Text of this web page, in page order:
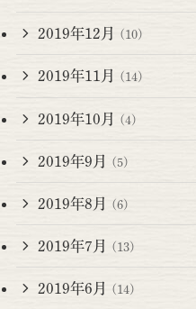
2019年12月 (10)
2019年11月 (14)
2019年10月 (4)
2019年9月 (5)
2019年8月 (6)
2019年7月 (13)
2019年6月 (14)